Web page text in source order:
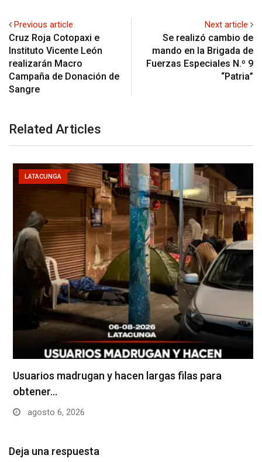
Previous article
Cruz Roja Cotopaxi e
Instituto Vicente León
realizarán Macro
Campaña de Donación de
Sangre
Next article
Se realizó cambio de
mando en la Brigada de
Fuerzas Especiales N.º 9
“Patria”
Related Articles
LATACUNGA
Usuarios madrugan y hacen largas filas para
obtener…
agosto 6, 2026
Deja una respuesta